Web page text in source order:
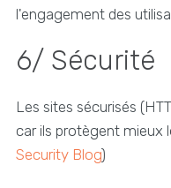
l'engagement des
6/ Sécurité
Les sites sécurisés
car ils protègent mieux
Security Blog)